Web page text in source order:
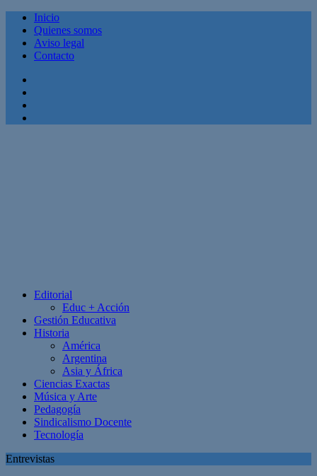
Inicio
Quienes somos
Aviso legal
Contacto
Editorial
Educ + Acción
Gestión Educativa
Historia
América
Argentina
Asia y África
Ciencias Exactas
Música y Arte
Pedagogía
Sindicalismo Docente
Tecnología
Entrevistas